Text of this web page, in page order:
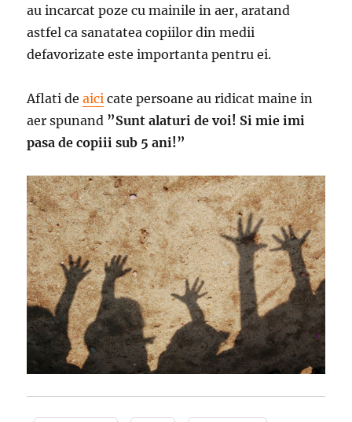
au incarcat poze cu mainile in aer, aratand
astfel ca sanatatea copiilor din medii
defavorizate este importanta pentru ei.
Aflati deaici cate persoane au ridicat maine in
aer spunand ”Sunt alaturi de voi! Si mie imi
pasa de copiii sub 5 ani!”